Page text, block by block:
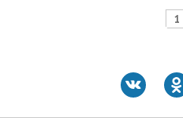
1